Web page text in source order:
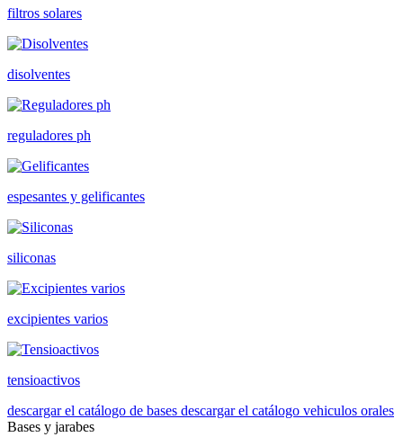
filtros solares
disolventes
reguladores ph
espesantes y gelificantes
siliconas
excipientes varios
tensioactivos
descargar el catálogo de bases descargar el catálogo vehiculos orales
Bases y jarabes